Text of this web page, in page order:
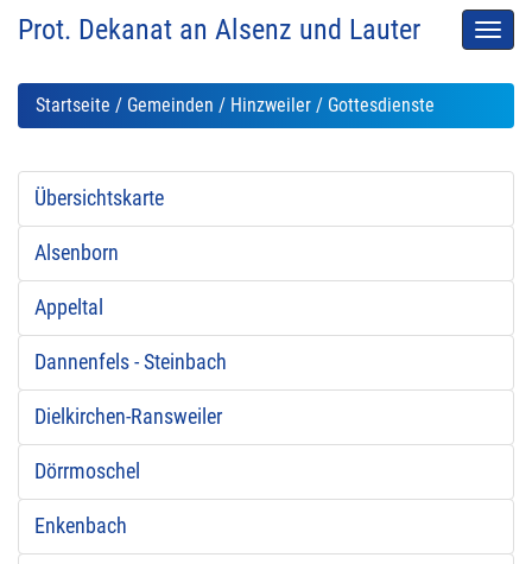
Prot. Dekanat an Alsenz und Lauter
Startseite / Gemeinden / Hinzweiler / Gottesdienste
Übersichtskarte
Alsenborn
Appeltal
Dannenfels - Steinbach
Dielkirchen-Ransweiler
Dörrmoschel
Enkenbach